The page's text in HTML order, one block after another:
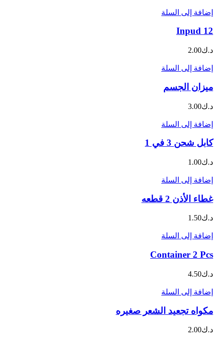
إضافة إلى السلة
Inpud 12
د.ك2.00
إضافة إلى السلة
ميزان الجسم
د.ك3.00
إضافة إلى السلة
كابل شحن 3 في 1
د.ك1.00
إضافة إلى السلة
غطاء الأذن 2 قطعه
د.ك1.50
إضافة إلى السلة
Container 2 Pcs
د.ك4.50
إضافة إلى السلة
مكواه تجعيد الشعر صغيره
د.ك2.00